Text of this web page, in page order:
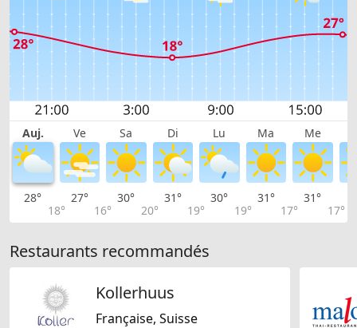
Auj. Ve Sa Di Lu Ma Me
28°
18°
27°
16°
30°
20°
31°
19°
30°
19°
31°
17°
31°
17°
Restaurants recommandés
Kollerhuus
Française, Suisse